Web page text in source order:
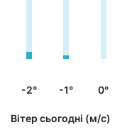
-2° -1° 0°
Вітер сьогодні (м/с)